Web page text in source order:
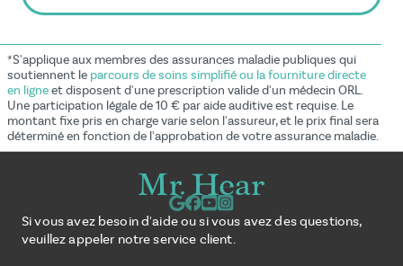
*S'applique aux membres des assurances maladie publiques qui
soutiennent le parcours de soins simplifié ou la fourniture directe
en ligneet disposent d'une prescription valide d'un médecin ORL.
Une participation légale de 10 € par aide auditive est requise. Le
montant fixe pris en charge varie selon l'assureur, et le prix final sera
déterminé en fonction de l'approbation de votre assurance maladie.
Si vous avez besoin d'aide ou si vous avez des questions,
veuillez appeler notre service client.